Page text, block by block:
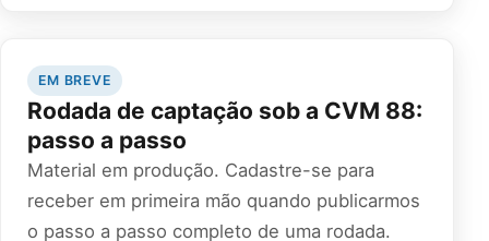
EM BREVE
Rodada de captação sob a CVM 88:
passo a passo
Material em produção. Cadastre-se para
receber em primeira mão quando publicarmos
o passo a passo completo de uma rodada.